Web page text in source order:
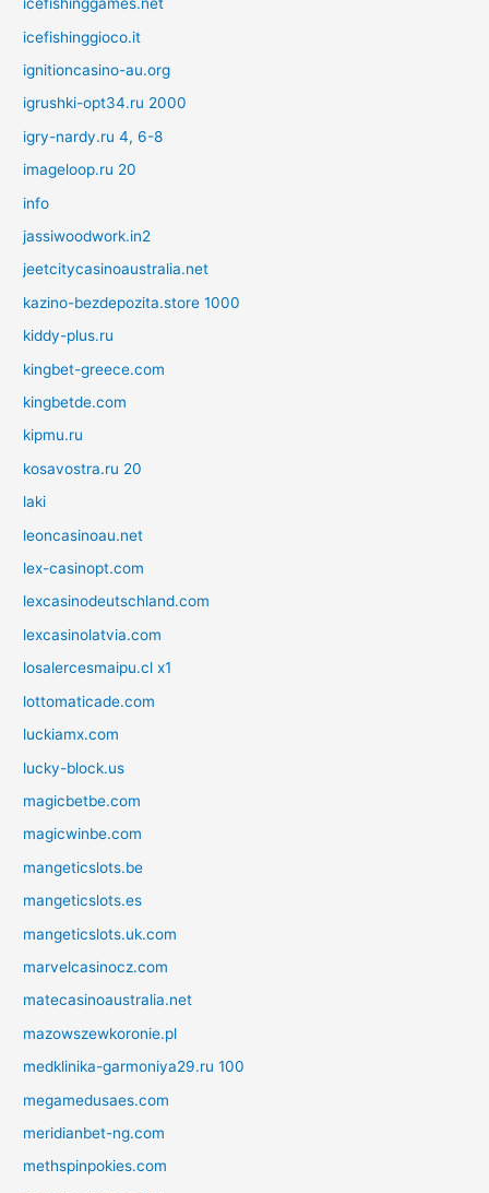
icefishinggioco.it
ignitioncasino-au.org
igrushki-opt34.ru 2000
igry-nardy.ru 4, 6-8
imageloop.ru 20
info
jassiwoodwork.in2
jeetcitycasinoaustralia.net
kazino-bezdepozita.store 1000
kiddy-plus.ru
kingbet-greece.com
kingbetde.com
kipmu.ru
kosavostra.ru 20
laki
leoncasinoau.net
lex-casinopt.com
lexcasinodeutschland.com
lexcasinolatvia.com
losalercesmaipu.cl x1
lottomaticade.com
luckiamx.com
lucky-block.us
magicbetbe.com
magicwinbe.com
mangeticslots.be
mangeticslots.es
mangeticslots.uk.com
marvelcasinocz.com
matecasinoaustralia.net
mazowszewkoronie.pl
medklinika-garmoniya29.ru 100
megamedusaes.com
meridianbet-ng.com
methspinpokies.com